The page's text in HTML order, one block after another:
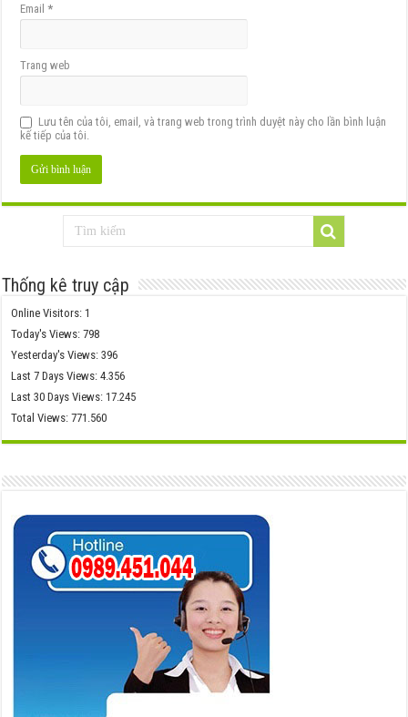
Email*
Trang web
Lưu tên của tôi, email, và trang web trong trình duyệt này cho lần bình luận
kế tiếp của tôi.
Thống kê truy cập
Online Visitors:1
Today's Views:798
Yesterday's Views:396
Last 7 Days Views:4.356
Last 30 Days Views:17.245
Total Views:771.560